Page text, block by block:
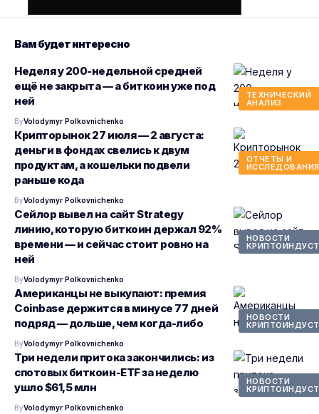
Вам будет интересно
ТЕХНИЧЕСКИЙ
АНАЛИЗ
Неделя у 200-недельной средней
ещё не закрыта — а биткоин уже под
ней
ByVolodymyr Polkovnichenko
ОТЧЕТЫ И
ИССЛЕДОВАНИЯ
Крипторынок 27 июля — 2 августа:
деньги в фондах свелись к двум
продуктам, а кошельки подвели
раньше кода
ByVolodymyr Polkovnichenko
НОВОСТИ
Сейлор вывел на сайт Strategy
линию, которую биткоин держал 92%
времени — и сейчас стоит ровно на
ней
ByVolodymyr Polkovnichenko
НОВОСТИ
Американцы не выкупают: премия
Coinbase держится в минусе 77 дней
подряд — дольше, чем когда-либо
ByVolodymyr Polkovnichenko
НОВОСТИ
Три недели притока закончились: из
спотовых биткоин-ETF за неделю
ушло $61,5 млн
ByVolodymyr Polkovnichenko